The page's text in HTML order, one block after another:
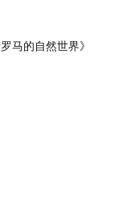
马的自然世界》